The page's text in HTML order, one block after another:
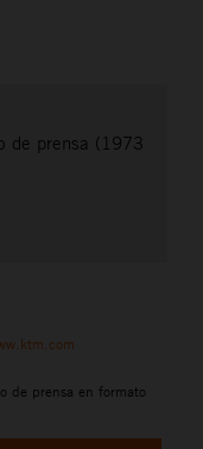
de prensa (1973
de prensa en formato